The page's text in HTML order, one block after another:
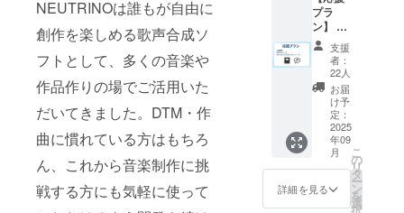
NEUTRINOは誰もが自由に
創作を楽しめる歌声合成ソ
フトとして、多くの音楽や
作品作りの場でご活用いた
だいてきました。DTM・作
曲に慣れている方はもちろ
ん、これから音楽制作に挑
戦する方にも気軽に使って
ウェアやラ
イブラリは
無料で提供
し、継続的
に運営を続
けられる方
法を模索し
ています。
皆様のご支
プラ
ン】 ・
活動報
告 ・お
礼メッ
セージ
（めろ
うさん
からの
ボイス
メッ
セー
ジ） ※
お礼
支援
者：
22人
お届
け予
定：
2025
年09
月
詳細を見る
こ
の
リ
タ
ー
ン
を
選